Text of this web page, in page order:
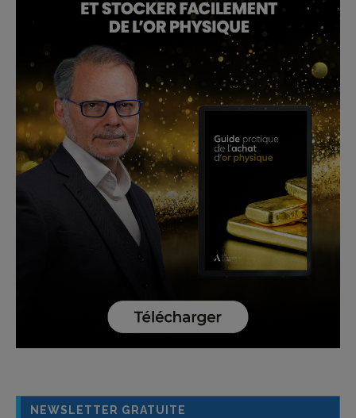
NEWSLETTER GRATUITE